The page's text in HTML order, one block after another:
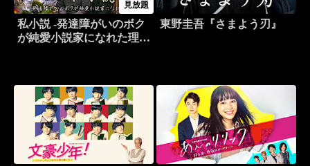
見放題
私小説 -発達障がいのボク
が純愛小説家になれた理
東野圭吾『さまよう刃』